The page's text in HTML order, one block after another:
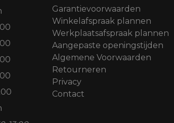
Garantievoorwaarden
Winkelafspraak plannen
Werkplaatsafspraak plannen
Aangepaste openingstijden
Algemene Voorwaarden
Retourneren
Privacy
Contact